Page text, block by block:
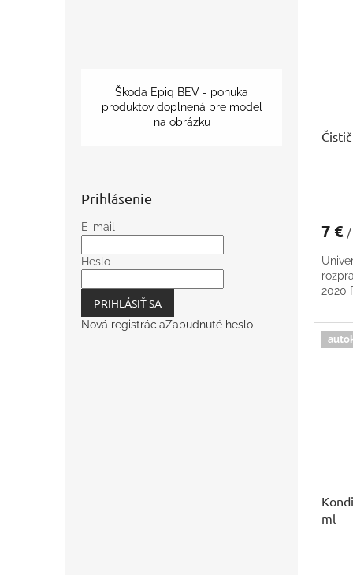
Škoda Epiq BEV - ponuka
produktov doplnená pre model
na obrázku
Prihlásenie
E-mail
Heslo
PRIHLÁSIŤ SA
Nová registráciaZabudnuté heslo
7 € /
2020
ml